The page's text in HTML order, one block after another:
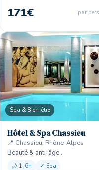
171€ par
Spa & Bien-être
Hôtel & Spa Chassieu
📍 Chassieu, Rhône-Alpes
Beauté & anti-âge…
🌙 1-6n ✓ Spa